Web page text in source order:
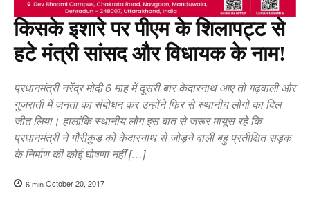
किसके इशारे पर पीएम के शिलापट्ट से
हटे मंत्री सांसद और विधायक के नाम!
प्रधानमंत्री नरेंद्र मोदी 6 माह में दूसरी बार केदारनाथ आए तो गढ़वाली और
गुजराती में जनता का संबोधन कर उन्होंने फिर से स्थानीय लोगों का दिल
जीत लिया। हालांकि स्थानीय लोग इस बात से जरूर मायूस रहे कि
प्रधानमंत्री ने गौरीकुंड को केदारनाथ से जोड़ने वाली बहु प्रतीक्षित सड़क
के निर्माण की कोई घोषणा नहीं […]
6min.October 20, 2017